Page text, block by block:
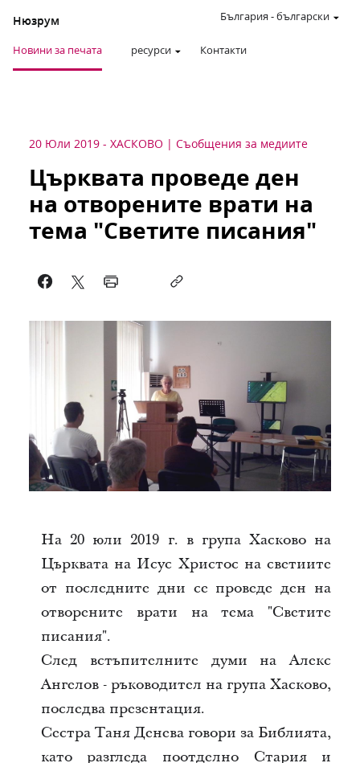
Нюзрум
Новини за печата ресурси Контакти
България -български
20 Юли 2019 - ХАСКОВО Съобщения за медиите
Църквата проведе ден
на отворените врати на
тема "Светите писания"
На 20 юли 2019 г. в група Хасково на
Църквата на Исус Христос на светиите
от последните дни се проведе ден на
отворените врати на тема "Светите
писания".
След встъпителните думи на Алекс
Ангелов - ръководител на група Хасково,
последва презентация.
Сестра Таня Денева говори за Библията,
като разгледа поотделно Стария и